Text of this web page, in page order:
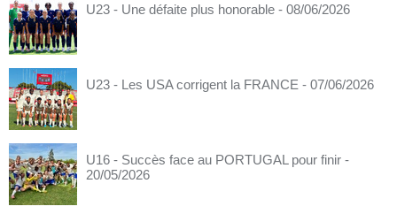
U23 - Une défaite plus honorable - 08/06/2026
U23 - Les USA corrigent la FRANCE - 07/06/2026
U16 - Succès face au PORTUGAL pour finir -
20/05/2026